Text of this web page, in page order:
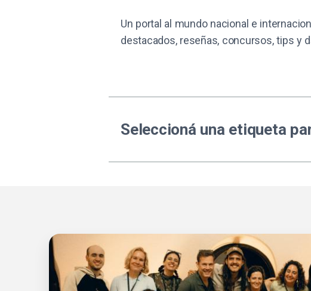
Un portal al mundo nacional e
destacados, reseñas, concursos, tips y
Seleccioná una etiqueta